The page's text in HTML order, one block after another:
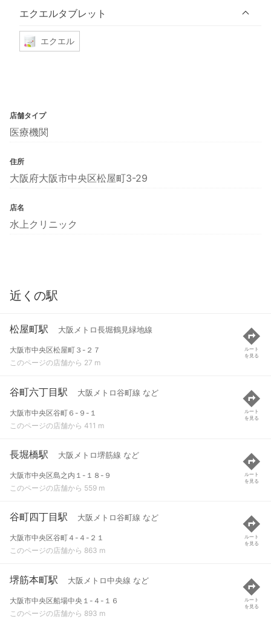
エクエルタブレット
エクエル
店舗タイプ
医療機関
住所
大阪府大阪市中央区松屋町3-29
店名
水上クリニック
近くの駅
松屋町駅 大阪メトロ長堀鶴見緑地線
大阪市中央区松屋町３-２７
このページの店舗から 27 m
ルート
を見る
谷町六丁目駅 大阪メトロ谷町線 など
大阪市中央区谷町６-９-１
このページの店舗から 411 m
ルート
を見る
長堀橋駅 大阪メトロ堺筋線 など
大阪市中央区島之内１-１８-９
このページの店舗から 559 m
ルート
を見る
谷町四丁目駅 大阪メトロ谷町線 など
大阪市中央区谷町４-４-２１
このページの店舗から 863 m
ルート
を見る
堺筋本町駅 大阪メトロ中央線 など
大阪市中央区船場中央１-４-１６
このページの店舗から 893 m
ルート
を見る